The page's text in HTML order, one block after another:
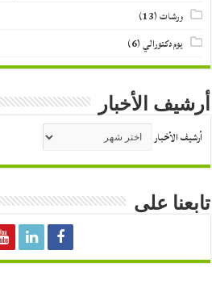
ورشات(13)
يوم دكتورالي(6)
أرشيف الأخبار
أرشيف الأخبار
تابعنا على